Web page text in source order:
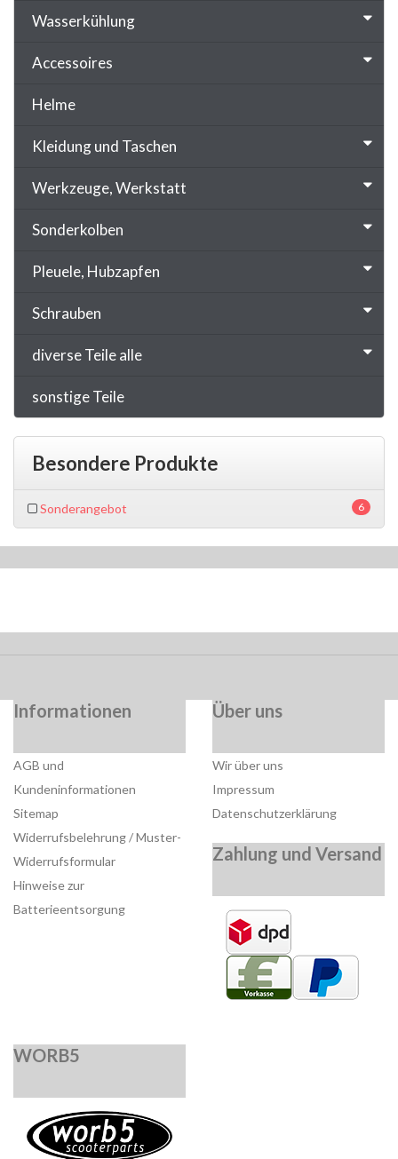
Wasserkühlung
Accessoires
Helme
Kleidung und Taschen
Werkzeuge, Werkstatt
Sonderkolben
Pleuele, Hubzapfen
Schrauben
diverse Teile alle
sonstige Teile
Besondere Produkte
6
Sonderangebot
Informationen
AGB und
Kundeninformationen
Sitemap
Widerrufsbelehrung / Muster-
Widerrufsformular
Hinweise zur
Batterieentsorgung
Über uns
Wir über uns
Impressum
Datenschutzerklärung
Zahlung und Versand
WORB5